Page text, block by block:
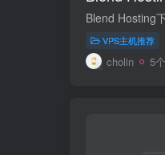
Blend Hosting
VPS主机推荐
cholin 5